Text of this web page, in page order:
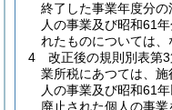
終了した事業年度分
人の事業及び昭和61
れたものについては、
4
改正後の規則別表第
業所税にあつては、
人の事業及び昭和61
廃止された個人の事業